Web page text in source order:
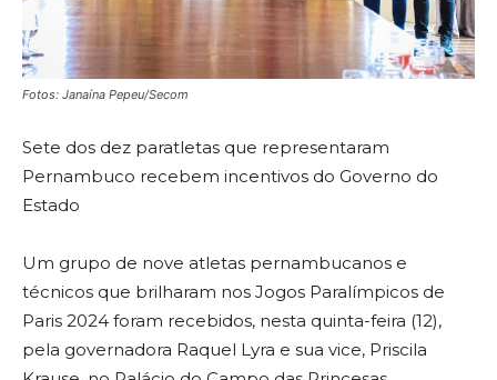
Fotos: Janaína Pepeu/Secom
Sete dos dez paratletas que representaram
Pernambuco recebem incentivos do Governo do
Estado
Um grupo de nove atletas pernambucanos e
técnicos que brilharam nos Jogos Paralímpicos de
Paris 2024 foram recebidos, nesta quinta-feira (12),
pela governadora Raquel Lyra e sua vice, Priscila